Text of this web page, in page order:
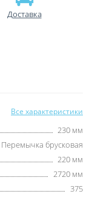
Доставка
Все характеристики
230 мм
Перемычка брусковая
220 мм
2720 мм
375